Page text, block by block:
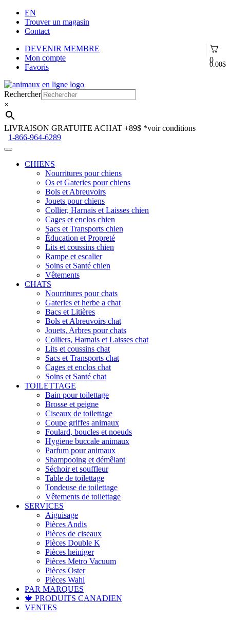
EN
Trouver un magasin
Contact
0
0.00$
DEVENIR MEMBRE
Mon compte
Favoris
Aller
à
la
navigation
Aller
au
contenu
Rechercher
×
LIVRAISON GRATUITE ACHAT +89$ *voir conditions
1-866-964-6289
CHIENS
Nourritures pour chiens
Os et Gateries pour chiens
Bols et Abreuvoirs
Jouets pour chiens
Collier, Harnais et Laisses chien
Cages et enclos chien
Sacs et Transports chien
Éducation et Propreté
Lits et coussins chien
Rampe et escalier
Soins et Santé chien
Vêtements
CHATS
Nourritures pour chats
Gateries et herbe a chat
Bacs et Litières
Bols et Abreuvoirs chat
Jouets, Arbres pour chats
Colliers, Harnais et Laisses chat
Lits et coussins chat
Sacs et Transports chat
Cages et enclos chat
Soins et Santé chat
TOILETTAGE
Bain pour toilettage
Brosse et peigne
Ciseaux de toilettage
Coupe griffes animaux
Foulard, boucles et noeuds
Hygiene buccale animaux
Parfum pour animaux
Shampooing et démêlant
Séchoir et souffleur
Table de toilettage
Tondeuse de toilettage
Vêtements de toilettage
SERVICES
Aiguisage
Pièces Andis
Pièces de ciseaux
Pièces Double K
Pièces heiniger
Pièces Metro Vacuum
Pièces Oster
Pièces Wahl
PAR MARQUES
🍁 PRODUITS CANADIEN
VENTES